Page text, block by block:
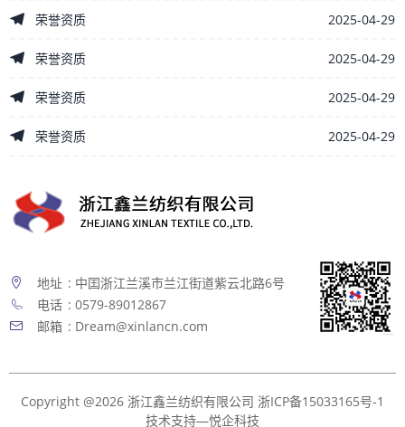
荣誉资质 2025-04-29
荣誉资质 2025-04-29
荣誉资质 2025-04-29
荣誉资质 2025-04-29
地址 : 中囯浙江兰溪市兰江街道紫云北路6号
电话 : 0579-89012867
邮箱 : Dream@xinlancn.com
Copyright @2026 浙江鑫兰纺织有限公司 浙ICP备15033165号-1
技术支持—悦企科技